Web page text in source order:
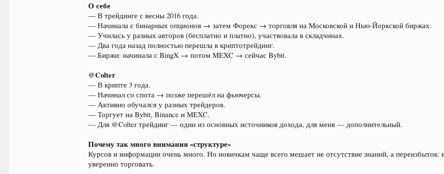
О себе
— В трейдинге с весны 2016 года.
— Начинала с бинарных опционов → затем Форекс → торговля на Московской и Нью‑Йоркской биржах.
— Училась у разных авторов (бесплатно и платно), участвовала в складчинах.
— Два года назад полностью перешла в криптотрейдинг.
— Биржи: начинала с BingX → потом MEXC → сейчас Bybit.
@Colter
— В крипте 3 года.
— Начинал со спота → позже перешёл на фьючерсы.
— Активно обучался у разных трейдеров.
— Торгует на Bybit, Binance и MEXC.
— Для @Colter трейдинг — один из основных источников дохода, для меня — дополнительный.
Почему так много внимания «структуре»
Курсов и информации очень много. Но новичкам чаще всего мешает не отсутствие знаний, а переизбыток:
уверенно торговать.